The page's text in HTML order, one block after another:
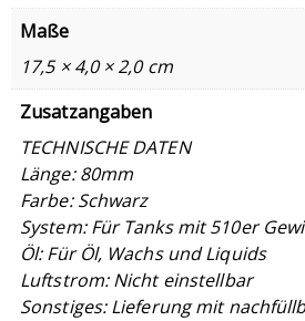
Maße
17,5 × 4,0 × 2,0 cm
Zusatzangaben
TECHNISCHE DATEN
Länge: 80mm
Farbe: Schwarz
System: Für Tanks mit 510er
Öl: Für Öl, Wachs und Liquids
Luftstrom: Nicht einstellbar
Sonstiges: Lieferung mit